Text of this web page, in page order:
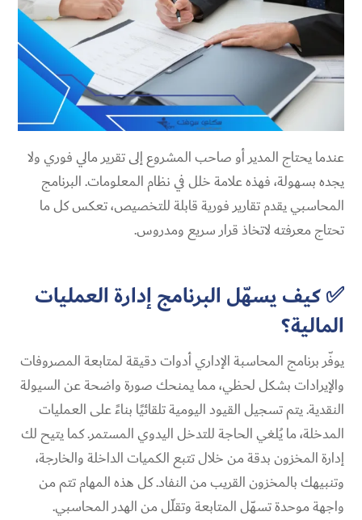
عندما يحتاج المدير أو صاحب المشروع إلى تقرير مالي فوري ولا
يجده بسهولة، فهذه علامة خلل في نظام المعلومات. البرنامج
المحاسبي يقدم تقارير فورية قابلة للتخصيص، تعكس كل ما
تحتاج معرفته لاتخاذ قرار سريع ومدروس.
✅ كيف يسهّل البرنامج إدارة العمليات
المالية؟
يوفّر برنامج المحاسبة الإداري أدوات دقيقة لمتابعة المصروفات
والإيرادات بشكل لحظي، مما يمنحك صورة واضحة عن السيولة
النقدية. يتم تسجيل القيود اليومية تلقائيًا بناءً على العمليات
المدخلة، ما يُلغي الحاجة للتدخل اليدوي المستمر. كما يتيح لك
إدارة المخزون بدقة من خلال تتبع الكميات الداخلة والخارجة،
وتنبيهك بالمخزون القريب من النفاد. كل هذه المهام تتم من
واجهة موحدة تسهّل المتابعة وتقلّل من الهدر المحاسبي.